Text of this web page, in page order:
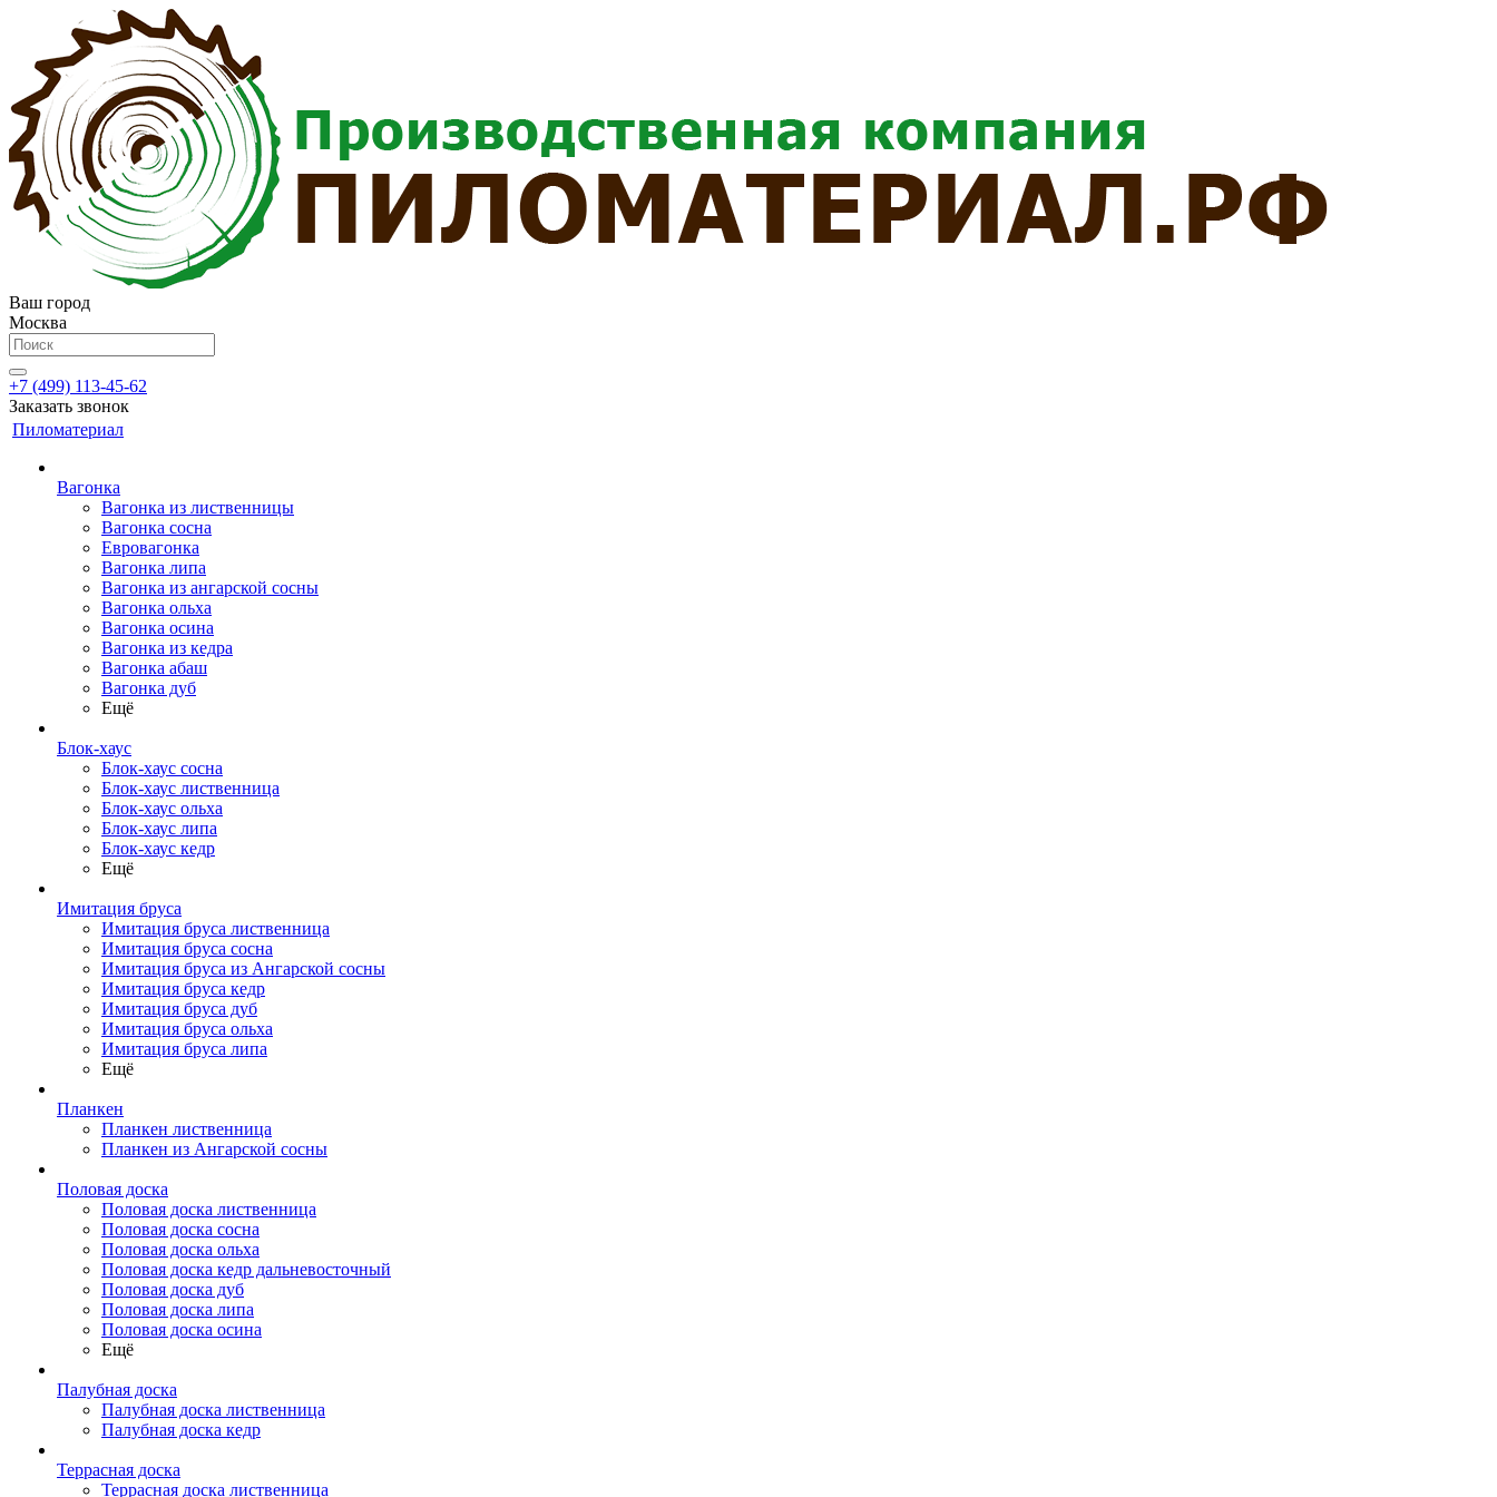
Ваш город
Москва
+7 (499) 113-45-62
Заказать звонок
Пиломатериал
Вагонка
Вагонка из лиственницы
Вагонка сосна
Евровагонка
Вагонка липа
Вагонка из ангарской сосны
Вагонка ольха
Вагонка осина
Вагонка из кедра
Вагонка абаш
Вагонка дуб
Ещё
Блок-хаус
Блок-хаус сосна
Блок-хаус лиственница
Блок-хаус ольха
Блок-хаус липа
Блок-хаус кедр
Ещё
Имитация бруса
Имитация бруса лиственница
Имитация бруса сосна
Имитация бруса из Ангарской сосны
Имитация бруса кедр
Имитация бруса дуб
Имитация бруса ольха
Имитация бруса липа
Ещё
Планкен
Планкен лиственница
Планкен из Ангарской сосны
Половая доска
Половая доска лиственница
Половая доска сосна
Половая доска ольха
Половая доска кедр дальневосточный
Половая доска дуб
Половая доска липа
Половая доска осина
Ещё
Палубная доска
Палубная доска лиственница
Палубная доска кедр
Террасная доска
Террасная доска лиственница